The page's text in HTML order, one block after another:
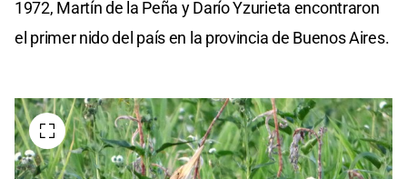
1972, Martín de la Peña y Darío Yzurieta encontraron
el primer nido del país en la provincia de Buenos Aires.